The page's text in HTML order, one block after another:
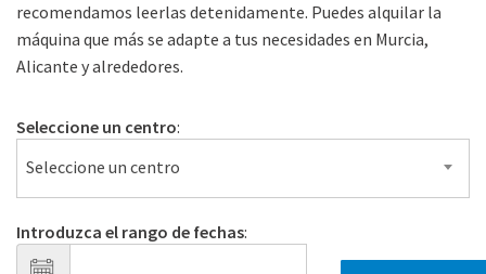
recomendamos leerlas detenidamente. Puedes alquilar la
máquina que más se adapte a tus necesidades en Murcia,
Alicante y alrededores.
Seleccione un centro:
Seleccione un centro
Introduzca el rango de fechas: